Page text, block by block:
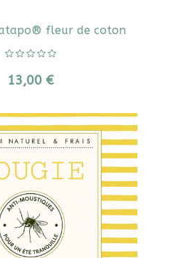
fleur de coton
13,00 €